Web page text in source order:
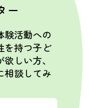
ー
験活動への
を持つ子ど
しい方、
相談してみ